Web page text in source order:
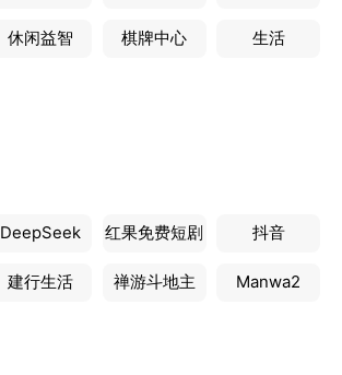
休闲益智 棋牌中心 生活
DeepSeek 红果免费短剧 抖音
建行生活 禅游斗地主 Manwa2